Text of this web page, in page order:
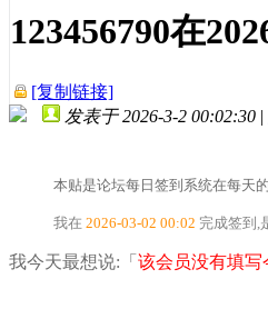
123456790在
[复制链接]
发表于 2026-3-2 00:02:30 |
本贴是论坛每日签到系统在每天
我在 2026-03-02 00:02 完成签到,
我今天最想说:「 该会员没有填写